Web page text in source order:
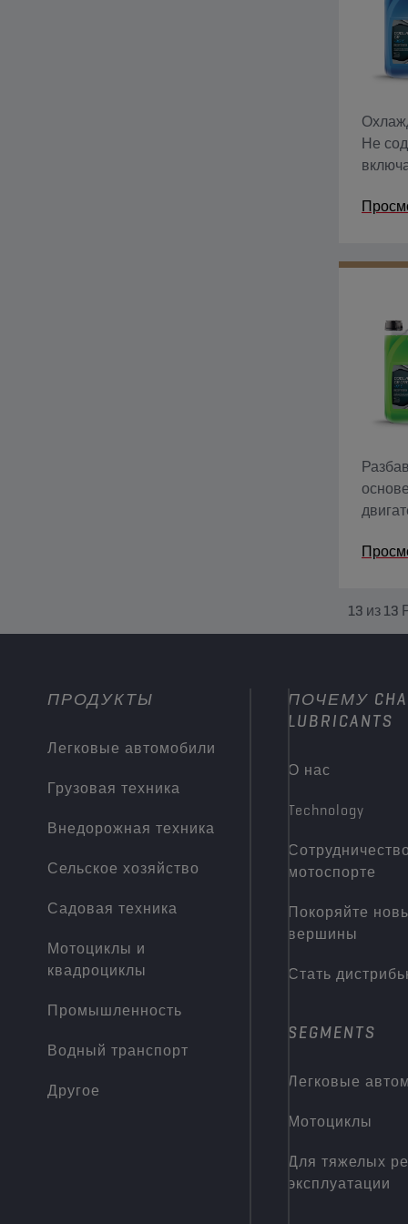
Не
13 из13
ПРОДУКТЫ
Легковые автомобили
Грузовая техника
Внедорожная техника
Сельское хозяйство
Садовая техника
Мотоциклы и
квадроциклы
Промышленность
Водный транспорт
Другое
ПОЧЕМУ
LUBRICANTS
О нас
Technology
мотоспорте
Покоряйте
вершины
Стать
SEGMENTS
Легковые
Мотоциклы
Для тяжелых
эксплуатации